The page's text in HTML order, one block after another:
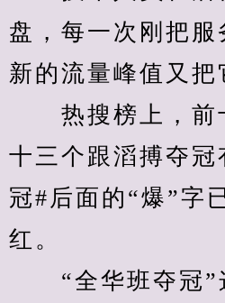
盘，每一次刚把服
新的流量峰值又把
热搜榜上，前
十三个跟滔搏夺冠
冠#后面的“爆”字
红。
“全华班夺冠”